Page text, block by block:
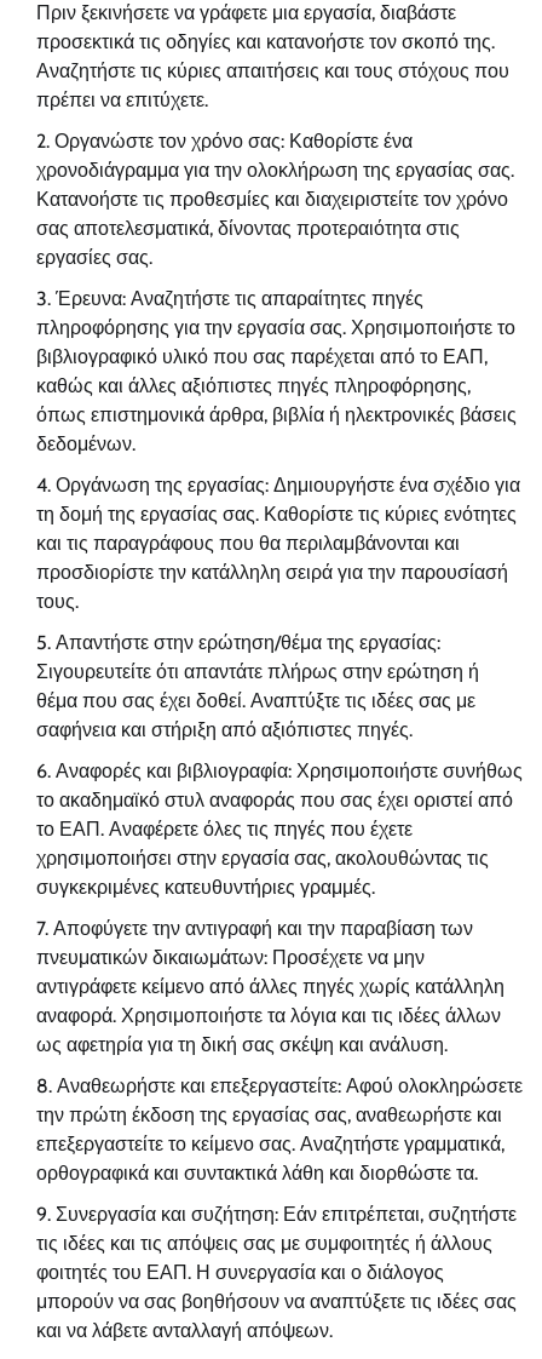
Πριν ξεκινήσετε να γράφετε μια εργασία, διαβάστε
προσεκτικά τις οδηγίες και κατανοήστε τον σκοπό της.
Αναζητήστε τις κύριες απαιτήσεις και τους στόχους που
πρέπει να επιτύχετε.
Οργανώστε τον χρόνο σας: Καθορίστε ένα
χρονοδιάγραμμα για την ολοκλήρωση της εργασίας σας.
Κατανοήστε τις προθεσμίες και διαχειριστείτε τον χρόνο
σας αποτελεσματικά, δίνοντας προτεραιότητα στις
εργασίες σας.
Έρευνα: Αναζητήστε τις απαραίτητες πηγές
πληροφόρησης για την εργασία σας. Χρησιμοποιήστε το
βιβλιογραφικό υλικό που σας παρέχεται από το ΕΑΠ,
καθώς και άλλες αξιόπιστες πηγές πληροφόρησης,
όπως επιστημονικά άρθρα, βιβλία ή ηλεκτρονικές βάσεις
δεδομένων.
Οργάνωση της εργασίας: Δημιουργήστε ένα σχέδιο για
τη δομή της εργασίας σας. Καθορίστε τις κύριες ενότητες
και τις παραγράφους που θα περιλαμβάνονται και
προσδιορίστε την κατάλληλη σειρά για την παρουσίασή
τους.
Απαντήστε στην ερώτηση/θέμα της εργασίας:
Σιγουρευτείτε ότι απαντάτε πλήρως στην ερώτηση ή
θέμα που σας έχει δοθεί. Αναπτύξτε τις ιδέες σας με
σαφήνεια και στήριξη από αξιόπιστες πηγές.
Αναφορές και βιβλιογραφία: Χρησιμοποιήστε συνήθως
το ακαδημαϊκό στυλ αναφοράς που σας έχει οριστεί από
το ΕΑΠ. Αναφέρετε όλες τις πηγές που έχετε
χρησιμοποιήσει στην εργασία σας, ακολουθώντας τις
συγκεκριμένες κατευθυντήριες γραμμές.
Αποφύγετε την αντιγραφή και την παραβίαση των
πνευματικών δικαιωμάτων: Προσέχετε να μην
αντιγράφετε κείμενο από άλλες πηγές χωρίς κατάλληλη
αναφορά. Χρησιμοποιήστε τα λόγια και τις ιδέες άλλων
ως αφετηρία για τη δική σας σκέψη και ανάλυση.
Αναθεωρήστε και επεξεργαστείτε: Αφού ολοκληρώσετε
την πρώτη έκδοση της εργασίας σας, αναθεωρήστε και
επεξεργαστείτε το κείμενο σας. Αναζητήστε γραμματικά,
ορθογραφικά και συντακτικά λάθη και διορθώστε τα.
Συνεργασία και συζήτηση: Εάν επιτρέπεται, συζητήστε
τις ιδέες και τις απόψεις σας με συμφοιτητές ή άλλους
φοιτητές του ΕΑΠ. Η συνεργασία και ο διάλογος
μπορούν να σας βοηθήσουν να αναπτύξετε τις ιδέες σας
και να λάβετε ανταλλαγή απόψεων.